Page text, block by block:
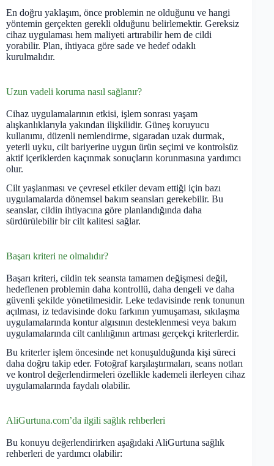
En doğru yaklaşım, önce problemin ne olduğunu ve hangi
yöntemin gerçekten gerekli olduğunu belirlemektir. Gereksiz
cihaz uygulaması hem maliyeti artırabilir hem de cildi
yorabilir. Plan, ihtiyaca göre sade ve hedef odaklı
kurulmalıdır.
Uzun vadeli koruma nasıl sağlanır?
Cihaz uygulamalarının etkisi, işlem sonrası yaşam
alışkanlıklarıyla yakından ilişkilidir. Güneş koruyucu
kullanımı, düzenli nemlendirme, sigaradan uzak durmak,
yeterli uyku, cilt bariyerine uygun ürün seçimi ve kontrolsüz
aktif içeriklerden kaçınmak sonuçların korunmasına yardımcı
olur.
Cilt yaşlanması ve çevresel etkiler devam ettiği için bazı
uygulamalarda dönemsel bakım seansları gerekebilir. Bu
seanslar, cildin ihtiyacına göre planlandığında daha
sürdürülebilir bir cilt kalitesi sağlar.
Başarı kriteri ne olmalıdır?
Başarı kriteri, cildin tek seansta tamamen değişmesi değil,
hedeflenen problemin daha kontrollü, daha dengeli ve daha
güvenli şekilde yönetilmesidir. Leke tedavisinde renk tonunun
açılması, iz tedavisinde doku farkının yumuşaması, sıkılaşma
uygulamalarında kontur algısının desteklenmesi veya bakım
uygulamalarında cilt canlılığının artması gerçekçi kriterlerdir.
Bu kriterler işlem öncesinde net konuşulduğunda kişi süreci
daha doğru takip eder. Fotoğraf karşılaştırmaları, seans notları
ve kontrol değerlendirmeleri özellikle kademeli ilerleyen cihaz
uygulamalarında faydalı olabilir.
AliGurtuna.com’da ilgili sağlık rehberleri
Bu konuyu değerlendirirken aşağıdaki AliGurtuna sağlık
rehberleri de yardımcı olabilir: